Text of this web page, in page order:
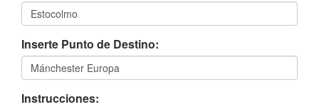
Inserte Punto de Destino:
Instrucciones: